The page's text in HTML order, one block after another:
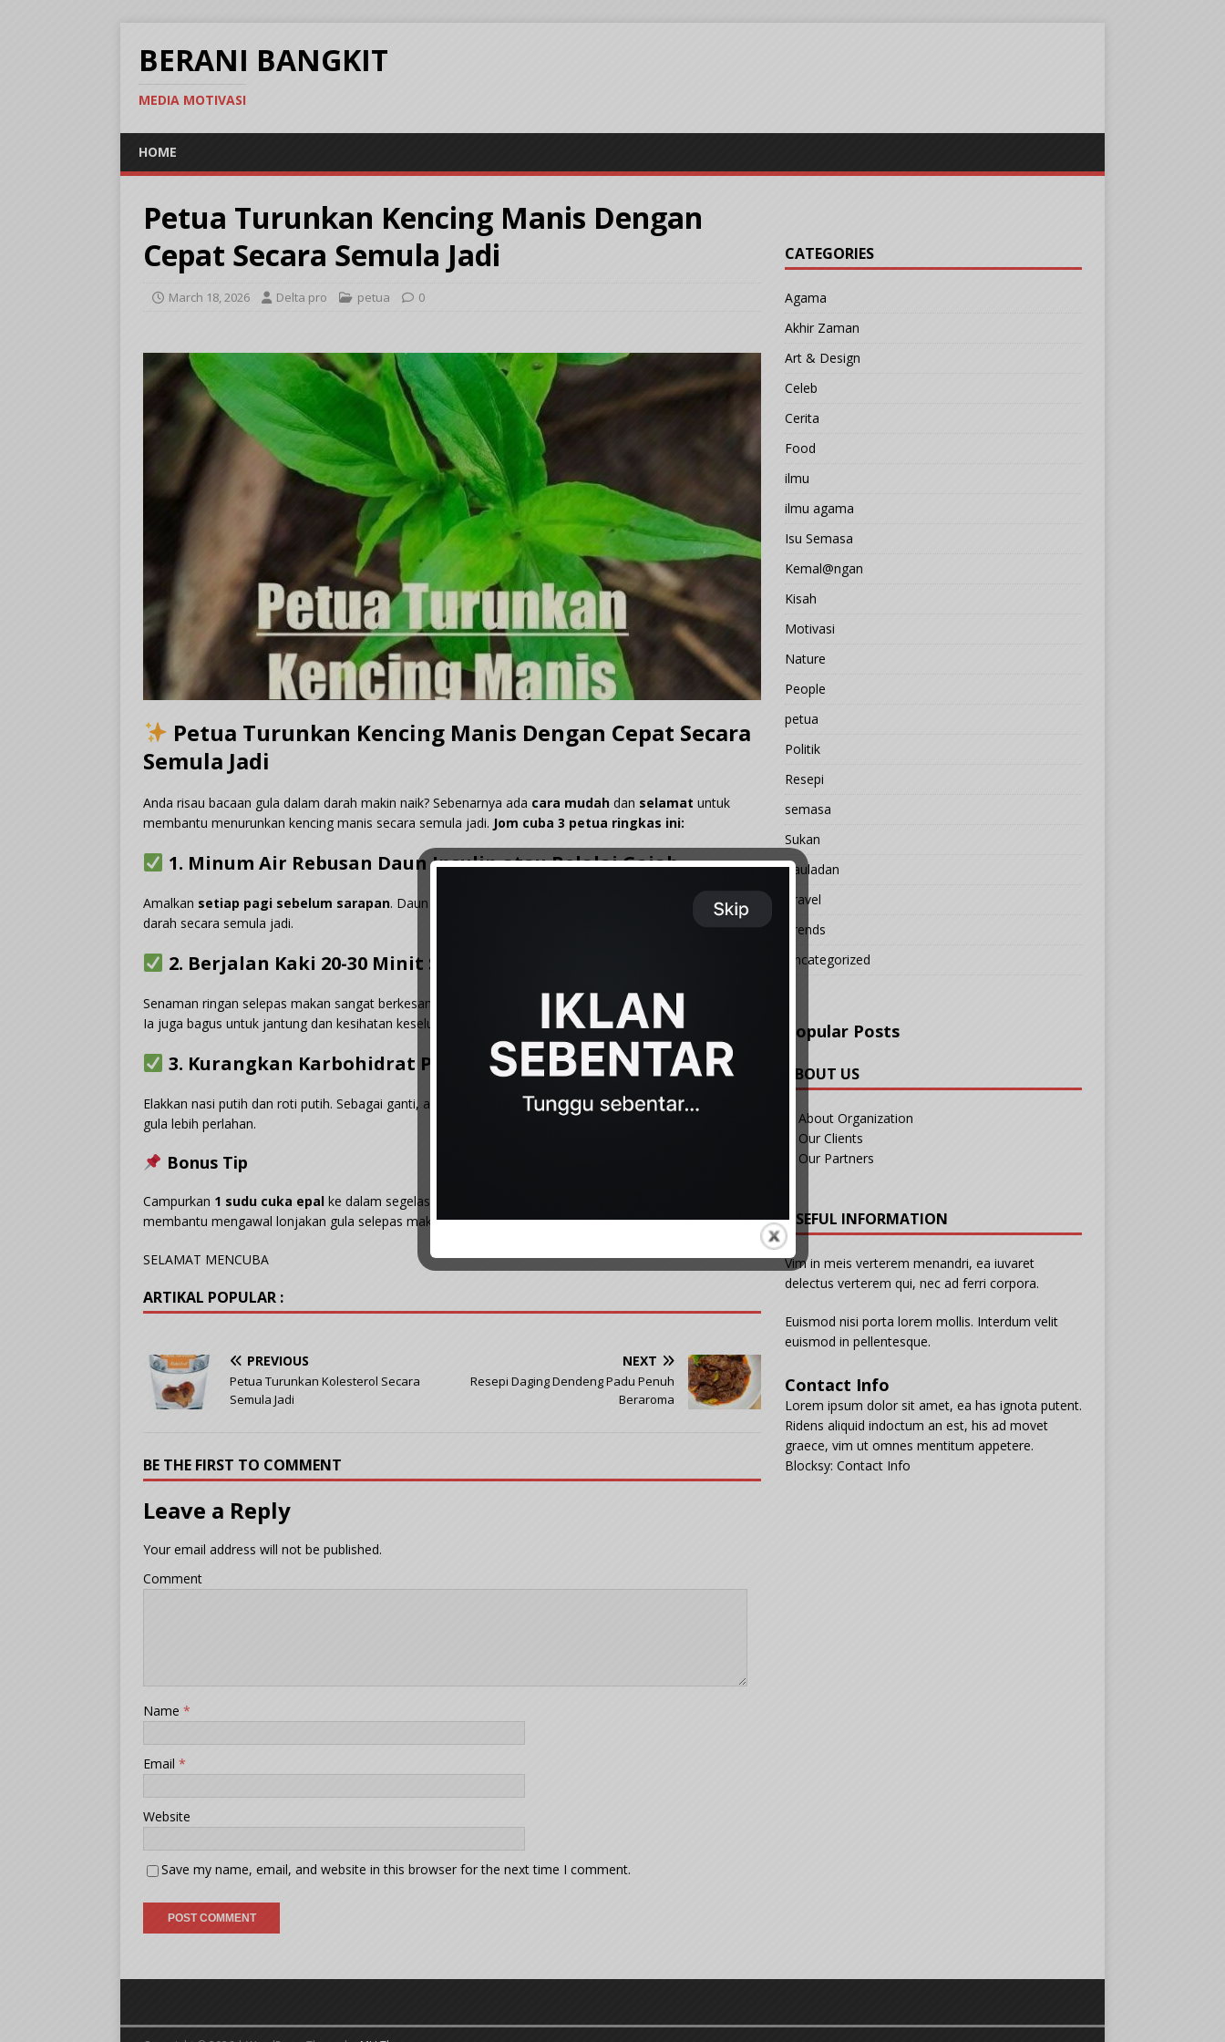
BERANI BANGKIT
MEDIA MOTIVASI
HOME
Petua Turunkan Kencing Manis Dengan
Cepat Secara Semula Jadi
March 18, 2026 Delta pro petua 0
Petua Turunkan Kencing Manis Dengan Cepat Secara
Semula Jadi
Anda risau bacaan gula dalam darah makin naik? Sebenarnya ada cara mudah dan selamat untuk
membantu menurunkan kencing manis secara semula jadi. Jom cuba 3 petua ringkas ini:
1. Minum Air Rebusan Daun Insulin atau Belalai Gajah
Amalkan setiap pagi sebelum sarapan. Daun ini terkenal membantu menstabilkan bacaan gula dalam
darah secara semula jadi.
2. Berjalan Kaki 20-30 Minit Setiap Hari
Senaman ringan selepas makan sangat berkesan untuk bantu badan memproses gula dengan lebih baik.
Ia juga bagus untuk jantung dan kesihatan keseluruhan.
3. Kurangkan Karbohidrat Putih
Elakkan nasi putih dan roti putih. Sebagai ganti, ambil ubi, oat atau beras perang kerana ia melepaskan
gula lebih perlahan.
Bonus Tip
Campurkan 1 sudu cuka epal ke dalam segelas air suam, minum
membantu mengawal lonjakan gula selepas makan.
SELAMAT MENCUBA
ARTIKAL POPULAR :
PREVIOUS
Petua Turunkan Kolesterol Secara
Semula Jadi
NEXT
Resepi Daging Dendeng Padu Penuh
Beraroma
BE THE FIRST TO COMMENT
Leave a Reply
Your email address will not be published.
Comment
Name *
Email *
Website
Save my name, email, and website in this browser for the next time I comment.
CATEGORIES
Agama
Akhir Zaman
Art & Design
Celeb
Cerita
Food
ilmu
ilmu agama
Isu Semasa
Kemal@ngan
Kisah
Motivasi
Nature
People
petua
Politik
Resepi
semasa
Sukan
Tauladan
Travel
Trends
Uncategorized
Popular Posts
ABOUT US
About Organization
Our Clients
Our Partners
USEFUL INFORMATION
Vim in meis verterem menandri, ea iuvaret
delectus verterem qui, nec ad ferri corpora.
Euismod nisi porta lorem mollis. Interdum velit
euismod in pellentesque.
Contact Info
Lorem ipsum dolor sit amet, ea has ignota putent.
Ridens aliquid indoctum an est, his ad movet
graece, vim ut omnes mentitum appetere.
Blocksy: Contact Info